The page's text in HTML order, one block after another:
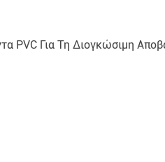
PVC Για Τη Διογκώσιμη